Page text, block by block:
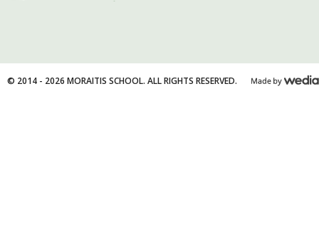
© 2014 - 2026 MORAITIS SCHOOL. ALL RIGHTS RESERVED.